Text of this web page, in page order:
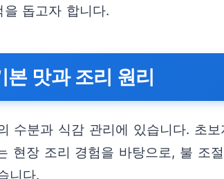
돕고자 합니다.
맛과 조리 원리
수분과 식감 관리에 있습니다. 초
현장 조리 경험을 바탕으로, 불 조
니다.